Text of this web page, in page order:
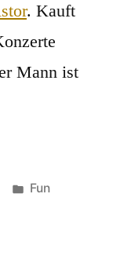
. Kauft
Mann ist
Veröffentlicht
Fun